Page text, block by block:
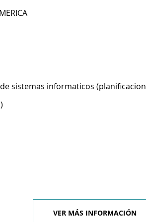
sistemas informaticos (planificacion
VER MÁS INFORMACIÓN